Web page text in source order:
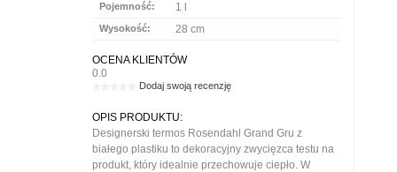
Pojemność: 1 l
Wysokość: 28 cm
OCENA KLIENTÓW
0.0
Dodaj swoją recenzję
OPIS PRODUKTU:
Designerski termos Rosendahl Grand Gru z
białego plastiku to dekoracyjny zwycięzca testu na
produkt, który idealnie przechowuje ciepło. W